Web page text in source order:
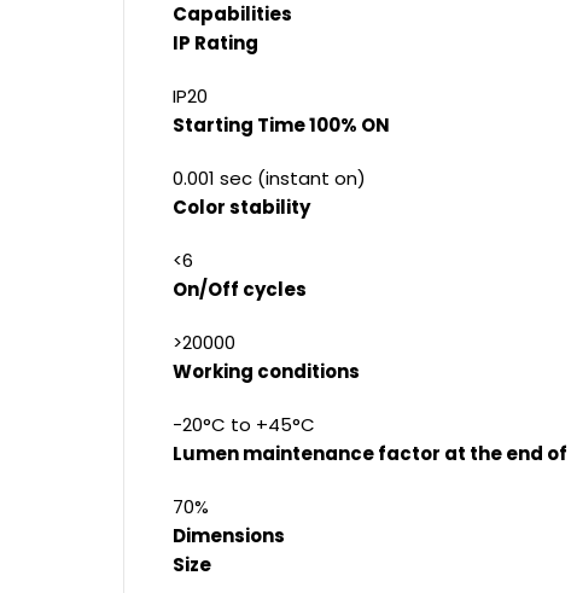
Capabilities
IP Rating
IP20
Starting Time 100% ON
0.001 sec (instant on)
Color stability
<6
On/Off cycles
>20000
Working conditions
-20°C to +45°C
Lumen maintenance factor at the end
70%
Dimensions
Size